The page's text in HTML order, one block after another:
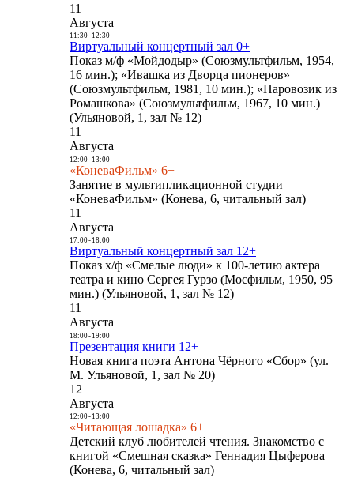
11
Августа
11:30- 12:30
Виртуальный концертный зал 0+
Показ м/ф «Мойдодыр» (Союзмультфильм, 1954,
16 мин.); «Ивашка из Дворца пионеров»
(Союзмультфильм, 1981, 10 мин.); «Паровозик из
Ромашкова» (Союзмультфильм, 1967, 10 мин.)
(Ульяновой, 1, зал № 12)
11
Августа
12:00- 13:00
«КоневаФильм» 6+
Занятие в мультипликационной студии
«КоневаФильм» (Конева, 6, читальный зал)
11
Августа
17:00- 18:00
Виртуальный концертный зал 12+
Показ х/ф «Смелые люди» к 100-летию актера
театра и кино Сергея Гурзо (Мосфильм, 1950, 95
мин.) (Ульяновой, 1, зал № 12)
11
Августа
18:00- 19:00
Презентация книги 12+
Новая книга поэта Антона Чёрного «Сбор» (ул.
М. Ульяновой, 1, зал № 20)
12
Августа
12:00- 13:00
«Читающая лошадка» 6+
Детский клуб любителей чтения. Знакомство с
книгой «Смешная сказка» Геннадия Цыферова
(Конева, 6, читальный зал)